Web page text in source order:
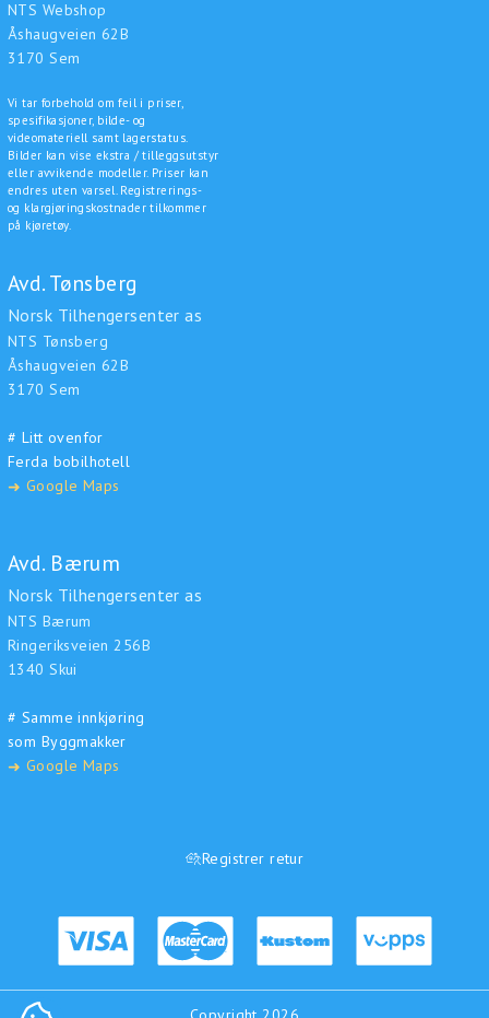
NTS Webshop
Åshaugveien 62B
3170 Sem
Vi tar forbehold om feil i priser,
spesifikasjoner, bilde- og
videomateriell samt lagerstatus.
Bilder kan vise ekstra / tilleggsutstyr
eller avvikende modeller. Priser kan
endres uten varsel. Registrerings-
og klargjøringskostnader tilkommer
på kjøretøy.
Avd. Tønsberg
Norsk Tilhengersenter as
NTS Tønsberg
Åshaugveien 62B
3170 Sem
# Litt ovenfor
Ferda bobilhotell
➜ Google Maps
Avd. Bærum
Norsk Tilhengersenter as
NTS Bærum
Ringeriksveien 256B
1340 Skui
# Samme innkjøring
som Byggmakker
➜ Google Maps
Registrer retur